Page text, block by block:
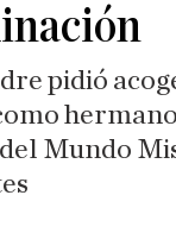
pidió
Mundo